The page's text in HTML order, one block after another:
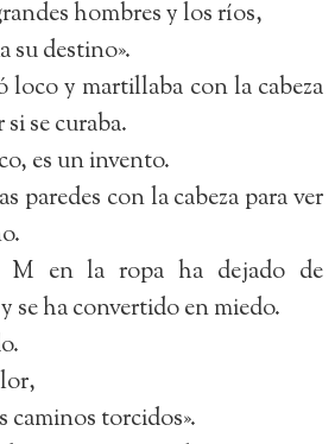
hombres y los ríos,
su destino».
loco y martillaba con la cabeza
si se curaba.
es un invento.
paredes con la cabeza para ver
M en la ropa ha dejado de
se ha convertido en miedo.
caminos torcidos».